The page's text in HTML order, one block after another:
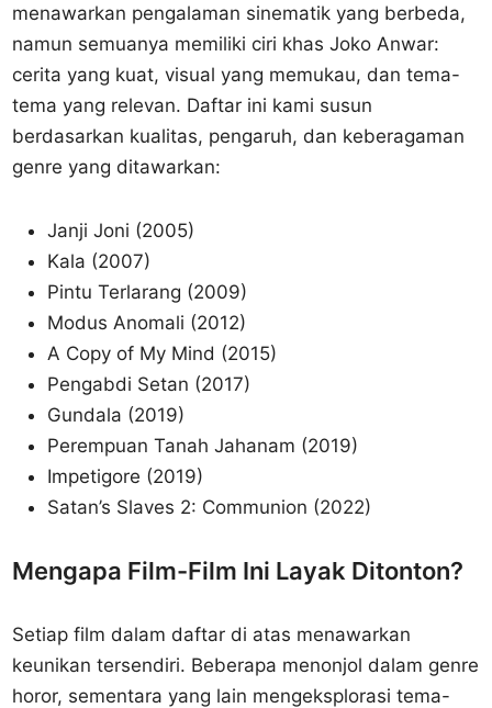
menawarkan pengalaman sinematik yang berbeda,
namun semuanya memiliki ciri khas Joko Anwar:
cerita yang kuat, visual yang memukau, dan tema-
tema yang relevan. Daftar ini kami susun
berdasarkan kualitas, pengaruh, dan keberagaman
genre yang ditawarkan:
Janji Joni (2005)
Kala (2007)
Pintu Terlarang (2009)
Modus Anomali (2012)
A Copy of My Mind (2015)
Pengabdi Setan (2017)
Gundala (2019)
Perempuan Tanah Jahanam (2019)
Impetigore (2019)
Satan’s Slaves 2: Communion (2022)
Mengapa Film-Film Ini Layak Ditonton?
Setiap film dalam daftar di atas menawarkan
keunikan tersendiri. Beberapa menonjol dalam genre
horor, sementara yang lain mengeksplorasi tema-